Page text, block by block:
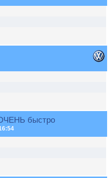
быстро